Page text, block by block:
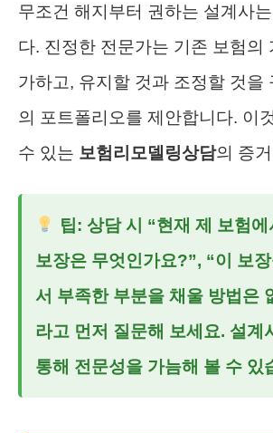
무조건 해지부터 권하는 설계사
다. 진정한 전문가는 기존 보험의
가하고, 유지할 것과 조정할 것을
의 포트폴리오를 제안합니다. 이
수 있는 보험리모델링상담의 증
팁: 상담 시 “현재 제 보험
보장은 무엇인가요?”, “이 보
서 부족한 부분을 채울 방법은
라고 먼저 질문해 보세요. 설계
통해 전문성을 가늠해 볼 수 있